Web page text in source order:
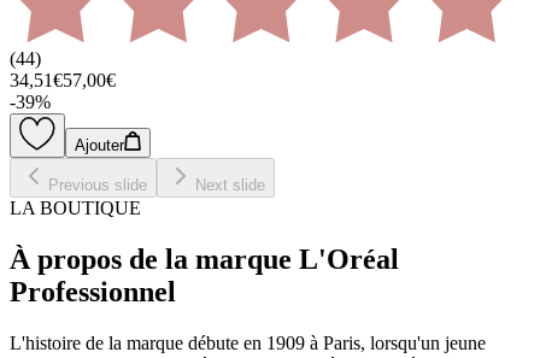
(44)
34,51€57,00€
-39%
Ajouter
Previous slide Next slide
LA BOUTIQUE
À propos de la marque L'Oréal
Professionnel
L'histoire de la marque débute en 1909 à Paris, lorsqu'un jeune